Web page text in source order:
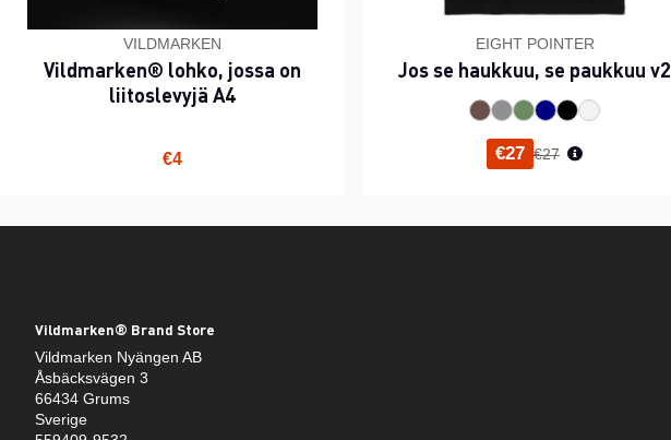
VILDMARKEN
Vildmarken® lohko, jossa on
liitoslevyjä A4
€4
EIGHT POINTER
Jos se haukkuu, se paukkuu v2
€27 Normaali hinta
€27
Vildmarken® Brand Store
Vildmarken Nyängen AB
Åsbäcksvägen 3
66434 Grums
Sverige